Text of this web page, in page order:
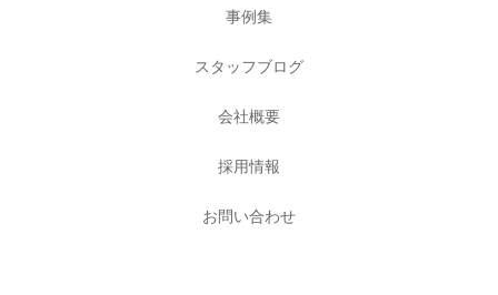
事例集
スタッフブログ
会社概要
採用情報
お問い合わせ